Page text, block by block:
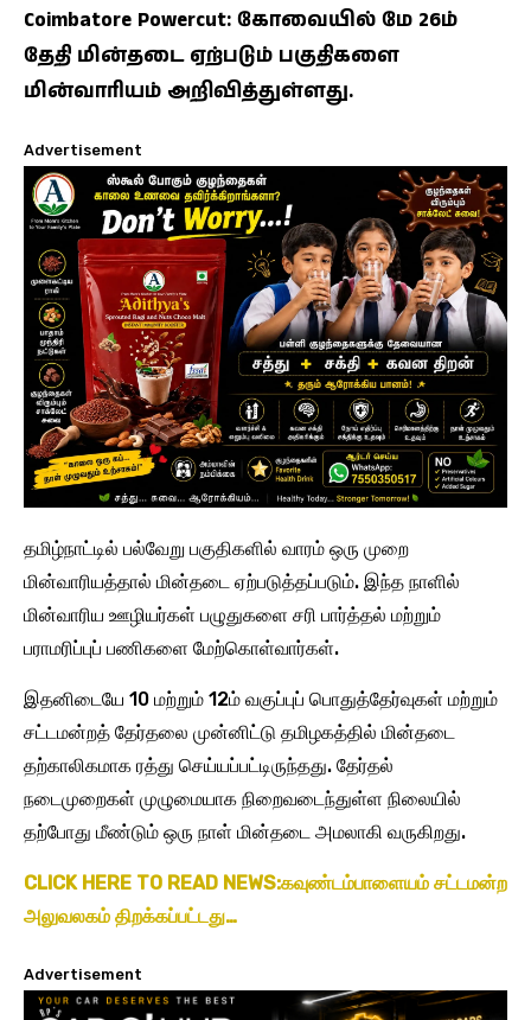
Coimbatore Powercut: கோவையில் மே 26ம்
தேதி மின்தடை ஏற்படும் பகுதிகளை
மின்வாரியம் அறிவித்துள்ளது.
Advertisement
தமிழ்நாட்டில் பல்வேறு பகுதிகளில் வாரம் ஒரு முறை
மின்வாரியத்தால் மின்தடை ஏற்படுத்தப்படும். இந்த நாளில்
மின்வாரிய ஊழியர்கள் பழுதுகளை சரி பார்த்தல் மற்றும்
பராமரிப்புப் பணிகளை மேற்கொள்வார்கள்.
இதனிடையே 10 மற்றும் 12ம் வகுப்புப் பொதுத்தேர்வுகள் மற்றும்
சட்டமன்றத் தேர்தலை முன்னிட்டு தமிழகத்தில் மின்தடை
தற்காலிகமாக ரத்து செய்யப்பட்டிருந்தது. தேர்தல்
நடைமுறைகள் முழுமையாக நிறைவடைந்துள்ள நிலையில்
தற்போது மீண்டும் ஒரு நாள் மின்தடை அமலாகி வருகிறது.
CLICK HERE TO READ NEWS:கவுண்டம்பாளையம் சட்டமன்ற
அலுவலகம் திறக்கப்பட்டது…
Advertisement